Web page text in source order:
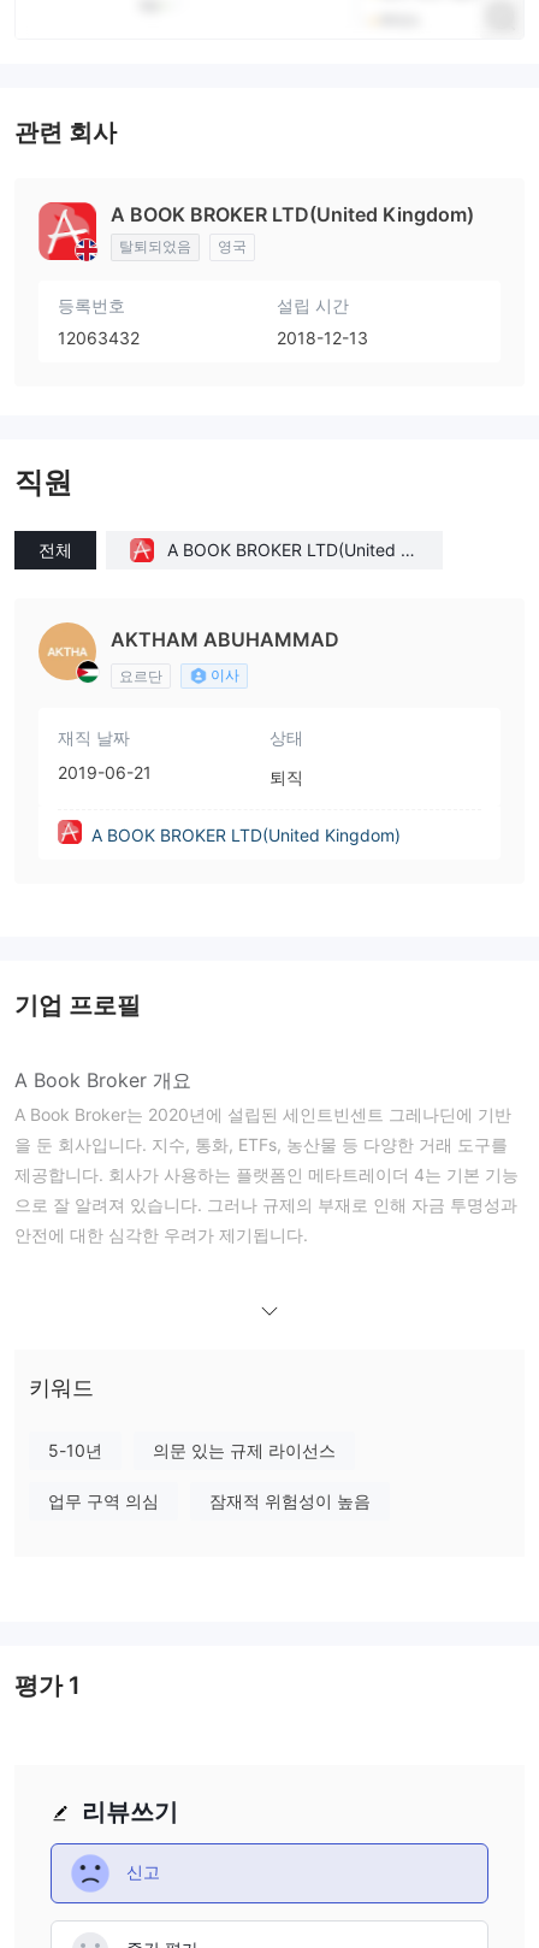
관련 회사
A BOOK BROKER LTD(United Kingdom)
탈퇴되었음 영국
등록번호
12063432
설립 시간
2018-12-13
직원
전체
A BOOK BROKER LTD(United Ki
AKTHAM ABUHAMMAD
요르단 이사
재직 날짜
2019-06-21
상태
퇴직
A BOOK BROKER LTD(United Kingdom)
기업 프로필
A Book Broker 개요
A Book Broker는 2020년에 설립된 세인트빈센트 그레나딘에 기반
을 둔 회사입니다. 지수, 통화, ETFs, 농산물 등 다양한 거래 도구를
제공합니다. 회사가 사용하는 플랫폼인 메타트레이더 4는 기본 기능
으로 잘 알려져 있습니다. 그러나 규제의 부재로 인해 자금 투명성과
안전에 대한 심각한 우려가 제기됩니다.
A Book Broker는 인정받는 금융 규제 기관이 없습니다. 규제되지 않
제 기관이 해당 브로커의 운영을 통제할 수 없음을 의미합니다. 이러
려가 제기됩니다.
장단점
요한 리스크가 존재합니다. 또한 입금 방법에 대한 제한된 정보가 있
한 거래 도구가 a book broker에서 제공됩니다. 이러한 선택지를 활
용하여 트레이더들은 여러 시장 부문에 걸쳐 투자 포트폴리오를 다
변화할 수 있습니다.
키워드
5-10년 의문 있는 규제 라이선스
업무 구역 의심 잠재적 위험성이 높음
리뷰쓰기
신고
평가1